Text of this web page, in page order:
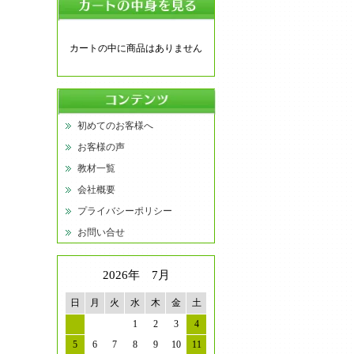
カートの中に商品はありません
初めてのお客様へ
お客様の声
教材一覧
会社概要
プライバシーポリシー
お問い合せ
2026年 7月
日 月 火 水 木 金
土
1
2 3
4
5
6 7 8 9 10 11